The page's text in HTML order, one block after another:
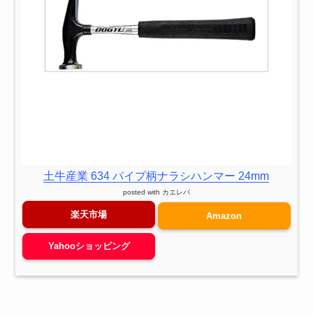
土牛産業 634 パイプ柄ナラシハンマー 24mm
posted with カエレバ
楽天市場 Amazon
Yahooショッピング